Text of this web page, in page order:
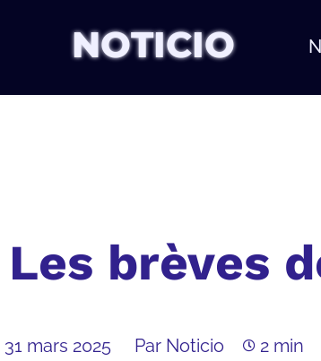
NOTICIO
Les brèves
31 mars 2025 Par Noticio 2 min